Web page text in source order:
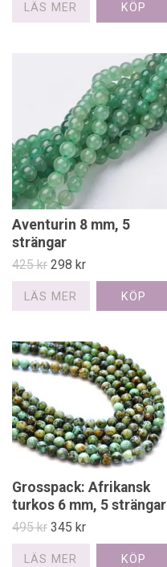
LÄS MER
Aventurin 8 mm, 5
strängar
425 kr 298 kr
LÄS MER
Grosspack: Afrikansk
turkos 6 mm, 5 strängar
495 kr 345 kr
LÄS MER